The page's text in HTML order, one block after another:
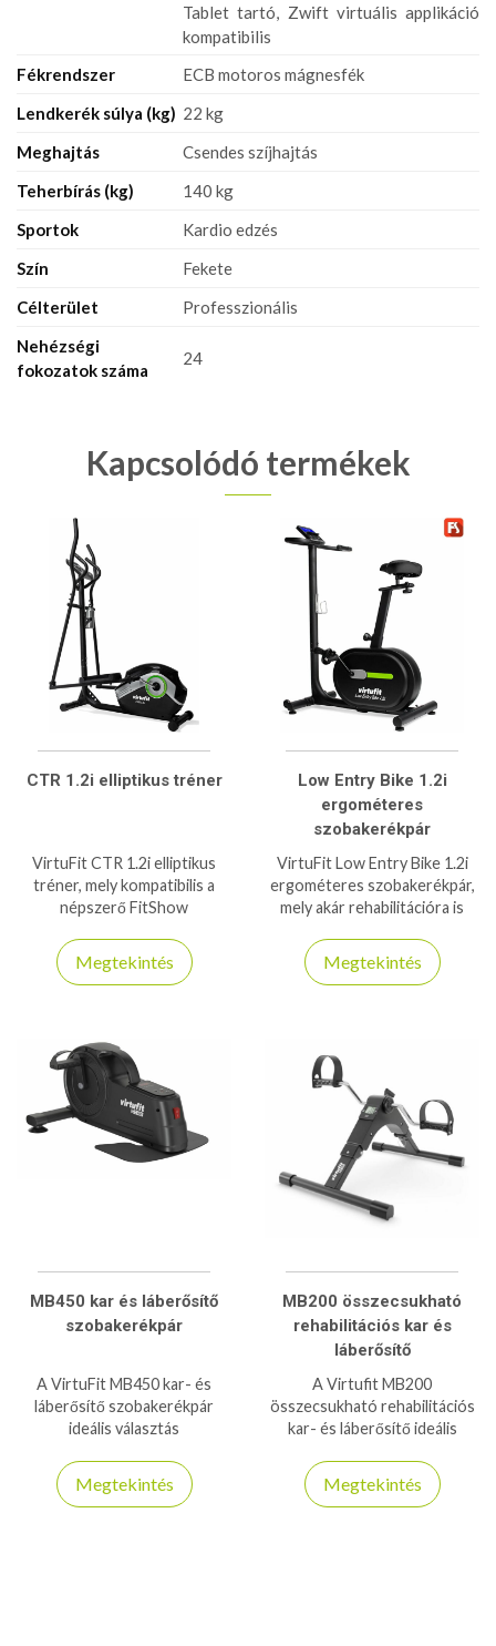
Tablet tartó, Zwift virtuális applikáció
kompatibilis
Fékrendszer
ECB motoros mágnesfék
Lendkerék súlya (kg) 22 kg
Meghajtás
Csendes szíjhajtás
Teherbírás (kg)
140 kg
Sportok
Kardio edzés
Szín
Fekete
Célterület
Professzionális
Nehézségi
fokozatok száma
24
Kapcsolódó termékek
CTR 1.2i elliptikus tréner
VirtuFit CTR 1.2i elliptikus
tréner, mely kompatibilis a
népszerő FitShow
élményeit növelheti használat
közben!
Megtekintés
Low Entry Bike 1.2i
ergométeres
szobakerékpár
VirtuFit Low Entry Bike 1.2i
ergométeres szobakerékpár,
mely akár rehabilitációra is
teherbírással, és Fitshow
applikáció kompatibilitással
Megtekintés
MB450 kar és láberősítő
szobakerékpár
A VirtuFit MB450 kar- és
láberősítő szobakerékpár
ideális választás
edzéshez, 12 fokozatú
elektromos ellenállással és
Megtekintés
MB200 összecsukható
rehabilitációs kar és
láberősítő
A Virtufit MB200
összecsukható rehabilitációs
kar- és láberősítő ideális
gyógytornához és kímélő
erősítéshez. Állítható
Megtekintés